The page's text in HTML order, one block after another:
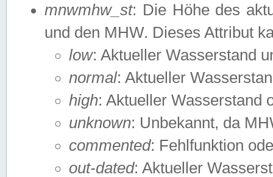
mnwmhw_st: Die Höhe des
und den MHW. Dieses Attribut
low: Aktueller Wasserstand
normal: Aktueller
high: Aktueller Wasserstand
unknown: Unbekannt, da
commented: Fehlfunktion
out-dated: Aktueller